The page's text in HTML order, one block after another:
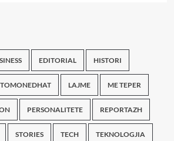
EDITORIAL HISTORI
LAJME ME TEPER
PERSONALITETE REPORTAZH
STORIES TECH TEKNOLOGJIA